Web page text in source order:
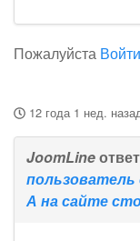
Пожалуйста Войти
12 года 1 нед.
JoomLine
А на сайте